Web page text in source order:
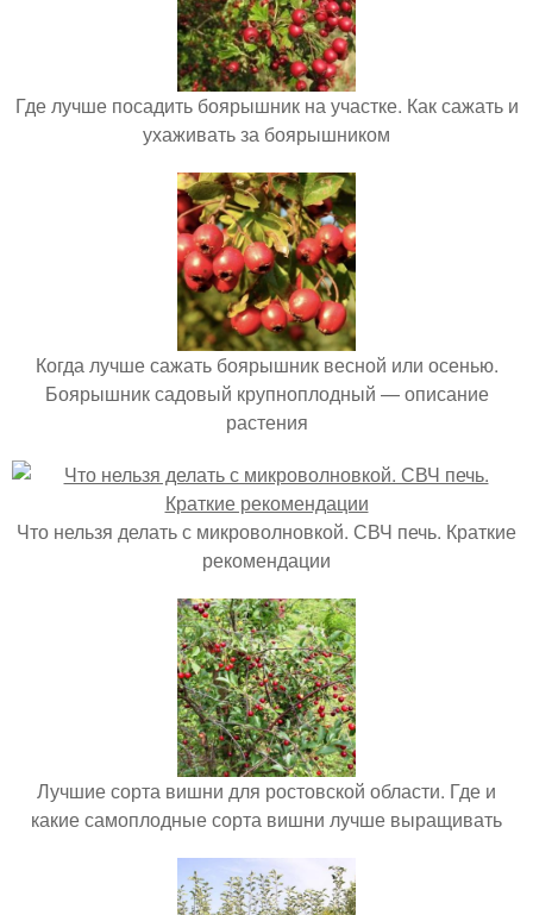
Где лучше посадить боярышник на участке. Как сажать и
ухаживать за боярышником
Когда лучше сажать боярышник весной или осенью.
Боярышник садовый крупноплодный — описание
растения
Что нельзя делать с микроволновкой. СВЧ печь. Краткие
рекомендации
Лучшие сорта вишни для ростовской области. Где и
какие самоплодные сорта вишни лучше выращивать